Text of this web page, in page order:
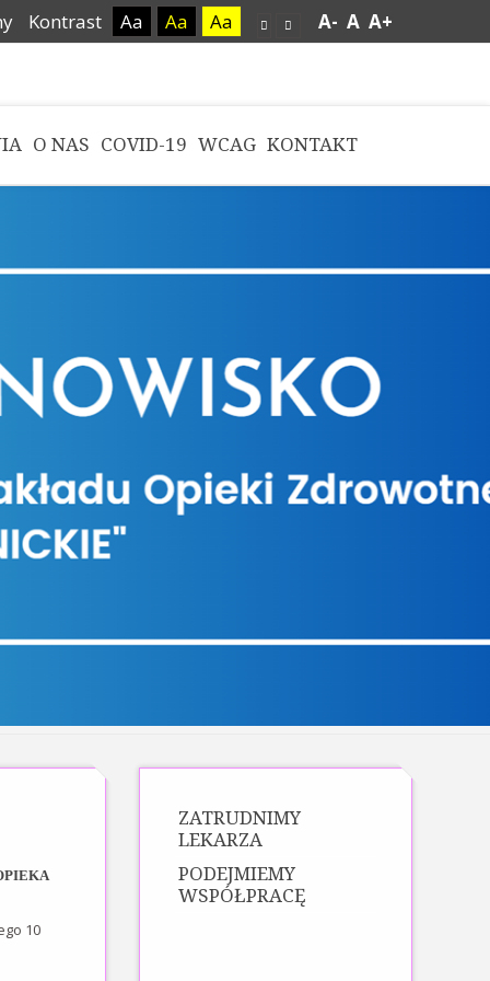
Kontrast Aa Aa Aa A- A A+
O NAS COVID-19 WCAG KONTAKT
10
ZATRUDNIMY
LEKARZA
PODEJMIEMY
WSPÓŁPRACĘ